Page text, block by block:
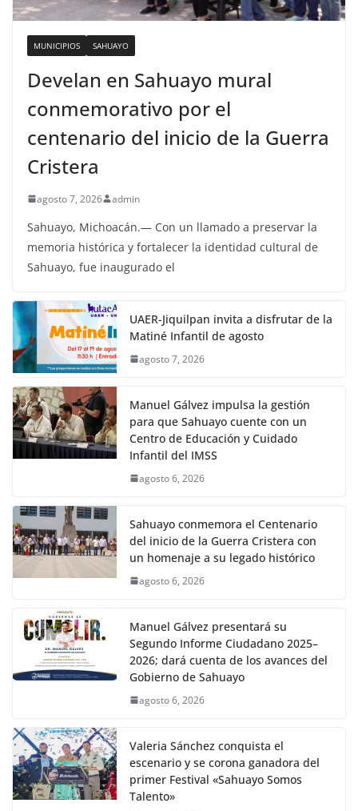
MUNICIPIOS SAHUAYO
Develan en Sahuayo mural
conmemorativo por el
centenario del inicio de la Guerra
Cristera
agosto 7, 2026 admin
Sahuayo, Michoacán.— Con un llamado a preservar la
memoria histórica y fortalecer la identidad cultural de
Sahuayo, fue inaugurado el
UAER-Jiquilpan invita a disfrutar de la
Matiné Infantil de agosto
agosto 7, 2026
Manuel Gálvez impulsa la gestión
para que Sahuayo cuente con un
Centro de Educación y Cuidado
Infantil del IMSS
agosto 6, 2026
Sahuayo conmemora el Centenario
del inicio de la Guerra Cristera con
un homenaje a su legado histórico
agosto 6, 2026
Manuel Gálvez presentará su
Segundo Informe Ciudadano 2025–
2026; dará cuenta de los avances del
Gobierno de Sahuayo
agosto 6, 2026
Valeria Sánchez conquista el
escenario y se corona ganadora del
primer Festival «Sahuayo Somos
Talento»